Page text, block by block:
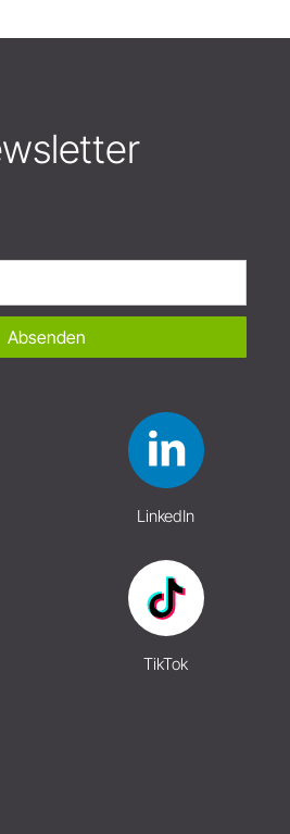
Absenden
LinkedIn
TikTok